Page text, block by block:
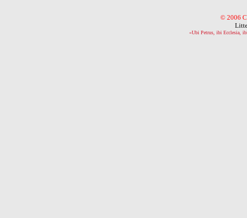
© 2006
«Ubi Petrus, ibi Ecclesia,